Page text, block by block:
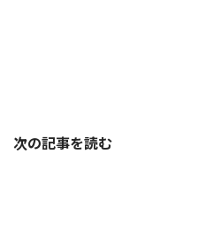
次の記事を読む